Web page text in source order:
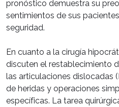
pronóstico demuestra su
sentimientos de sus
seguridad.
En cuanto a la cirugía
discuten el restablecimiento
las articulaciones dislocadas
de heridas y operaciones
específicas. La tarea